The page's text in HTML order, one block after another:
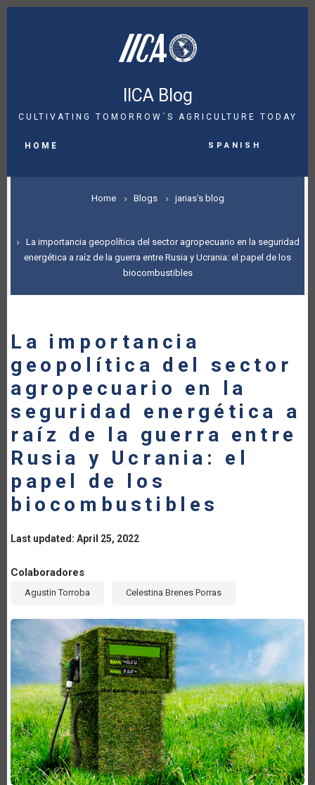
Skip
IICA Blog
CULTIVATING TOMORROW´S AGRICULTURE TODAY
NAVIGATION
HOME Spanish
BREADCRUMB
Home Blogs jarias's blog
La importancia geopolítica del sector agropecuario en la seguridad
energética a raíz de la guerra entre Rusia y Ucrania: el papel de los
biocombustibles
La importancia
geopolítica del sector
agropecuario en la
seguridad energética a
raíz de la guerra entre
Rusia y Ucrania: el
papel de los
biocombustibles
Last updated: April 25, 2022
Colaboradores
Agustin Torroba Celestina Brenes Porras